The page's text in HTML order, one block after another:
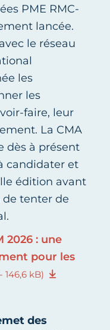
PME RMC-
lancée.
le réseau
les
les
faire, leur
La CMA
dès à présent
candidater et
édition avant
de tenter de
2026 : une
pour les
146,6 kB)
des